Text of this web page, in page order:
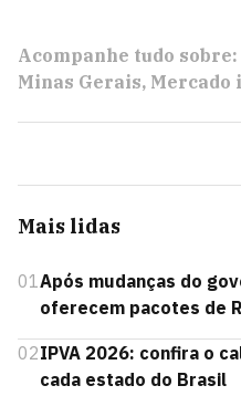
Acompanhe tudo sobre:
Minas Gerais
Mais lidas
01Após mudanças do
oferecem pacotes de
02IPVA 2026: confira o
cada estado do Brasil